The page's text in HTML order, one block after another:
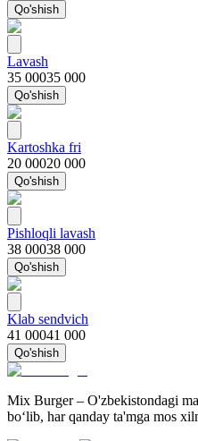
Qo'shish
Lavash
35 00035 000
Qo'shish
Kartoshka fri
20 00020 000
Qo'shish
Pishloqli lavash
38 00038 000
Qo'shish
Klab sendvich
41 00041 000
Qo'shish
Mix Burger – O'zbekistondagi
bo‘lib, har qanday ta'mga mos